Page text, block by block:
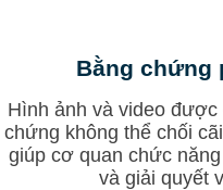
Bằng chứng
Hình ảnh và video được
chứng không thể chối
giúp cơ quan chức
và giải quyết